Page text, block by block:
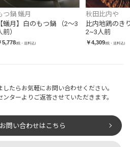
つ鍋 蟻月
【蟻月】白のもつ鍋 （2～3
前）
5,778(税・送料込)
秋田比内や
比内地鶏のき
2~3人前
￥4,309(税・送料込)
たらお気軽にお問い合わせください。
ターよりご返答させていただきます。
問い合わせはこちら